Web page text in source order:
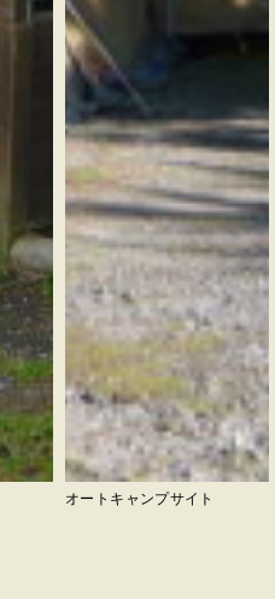
オートキャンプサイト